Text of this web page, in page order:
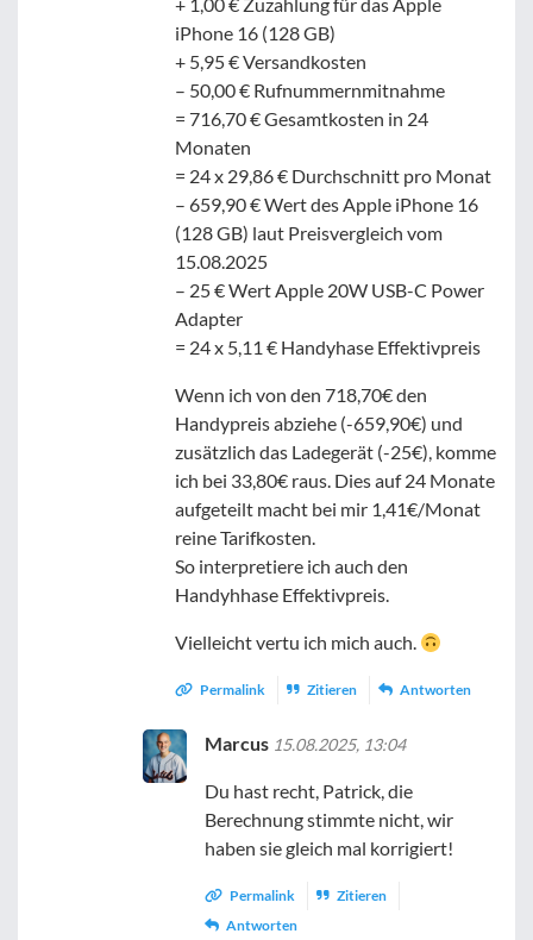
iPhone 16 (128 GB)
+ 5,95 € Versandkosten
– 50,00 € Rufnummernmitnahme
= 716,70 € Gesamtkosten in 24
Monaten
= 24 x 29,86 € Durchschnitt pro Monat
– 659,90 € Wert des Apple iPhone 16
(128 GB) laut Preisvergleich vom
15.08.2025
– 25 € Wert Apple 20W USB-C Power
Adapter
= 24 x 5,11 € Handyhase Effektivpreis
Wenn ich von den 718,70€ den
Handypreis abziehe (-659,90€) und
zusätzlich das Ladegerät (-25€), komme
ich bei 33,80€ raus. Dies auf 24 Monate
aufgeteilt macht bei mir 1,41€/Monat
reine Tarifkosten.
So interpretiere ich auch den
Handyhhase Effektivpreis.
Vielleicht vertu ich mich auch.
Permalink Zitieren Antworten
Marcus 15.08.2025, 13:04
Du hast recht, Patrick, die
Berechnung stimmte nicht, wir
haben sie gleich mal korrigiert!
Permalink
Zitieren
Antworten